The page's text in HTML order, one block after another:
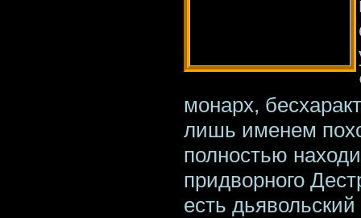
монарх,
лишь именем
полностью
придворного
есть